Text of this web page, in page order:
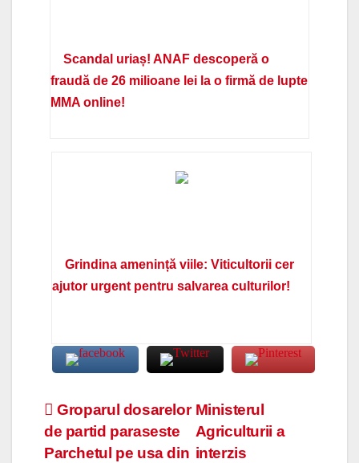
Scandal uriaș! ANAF descoperă o
fraudă de 26 milioane lei la o firmă de lupte
MMA online!
Grindina amenință viile: Viticultorii cer
ajutor urgent pentru salvarea culturilor!
Navigare
în
Ministerul
Agriculturii a
interzis
Groparul dosarelor
de partid paraseste
Parchetul pe usa din